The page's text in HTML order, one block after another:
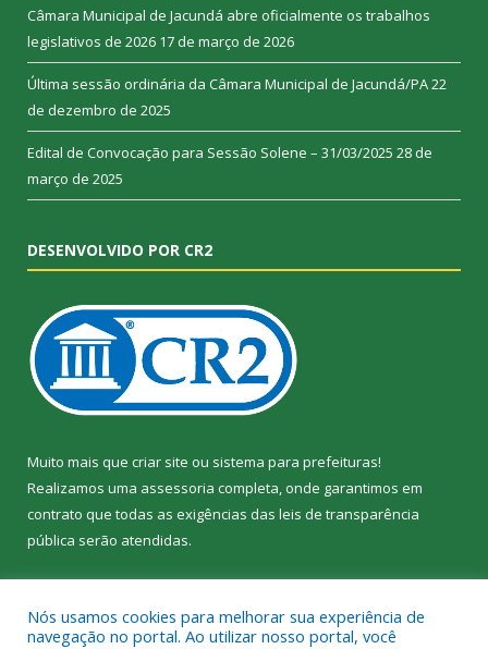
Câmara Municipal de Jacundá abre oficialmente os trabalhos
legislativos de 2026 17 de março de 2026
Última sessão ordinária da Câmara Municipal de Jacundá/PA22
de dezembro de 2025
Edital de Convocação para Sessão Solene – 31/03/2025 28 de
março de 2025
DESENVOLVIDO POR CR2
Muito mais que criar site ou sistema para prefeituras!
Realizamos uma assessoria completa, onde garantimos em
contrato que todas as exigências das leis de transparência
pública serão atendidas.
Nós usamos cookies para melhorar sua experiência de
navegação no portal. Ao utilizar nosso portal, você